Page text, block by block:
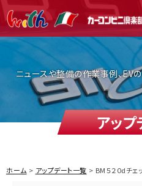
ニュースや整備の作業事例、EV
アップ
ホーム アップデート一覧 BM５２０dチェ